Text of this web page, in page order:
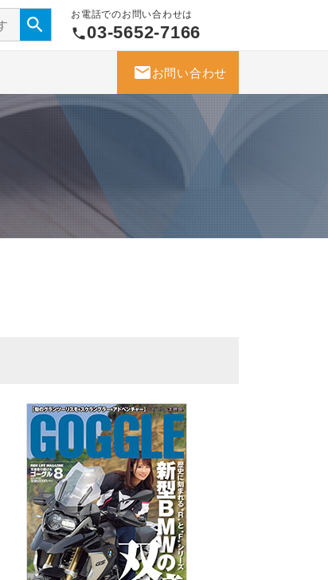
お電話でのお問い合わせは
phone03-5652-7166
mailお問い合わせ